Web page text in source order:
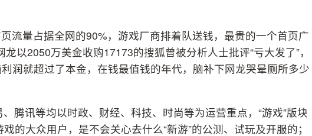
流量占据全网的90%，游戏厂商排着队送钱，最贵的一个首页广
以2050万美金收购17173的搜狐曾被分析人士批评“亏大发了”，
润就超过了本金，在钱最值钱的年代，脑补下网龙哭晕厕所多少
腾讯等均以时政、财经、科技、时尚等为运营重点，“游戏”版块
的大众用户，是不会关心去什么“新游”的公测、试玩及开服的；